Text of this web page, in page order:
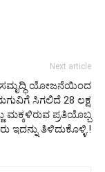
Next article
ಸಮೃದ್ಧಿ ಯೋಜನೆಯಿಂದ
ಸಿಗಲಿದೆ 28 ಲಕ್ಷ
ಮಕ್ಕಳಿರುವ ಪ್ರತಿಯೊಬ್ಬ
ಇದನ್ನು ತಿಳಿದುಕೊಳ್ಳಿ.!